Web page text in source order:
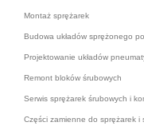
Montaż sprężarek
Budowa układów sprężonego
Projektowanie układów
Remont bloków śrubowych
Serwis sprężarek śrubowych i
Części zamienne do sprężarek i